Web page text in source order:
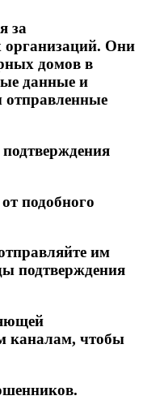
за
организаций. Они
домов в
данные и
отправленные
подобного
им
подтверждения
каналам, чтобы